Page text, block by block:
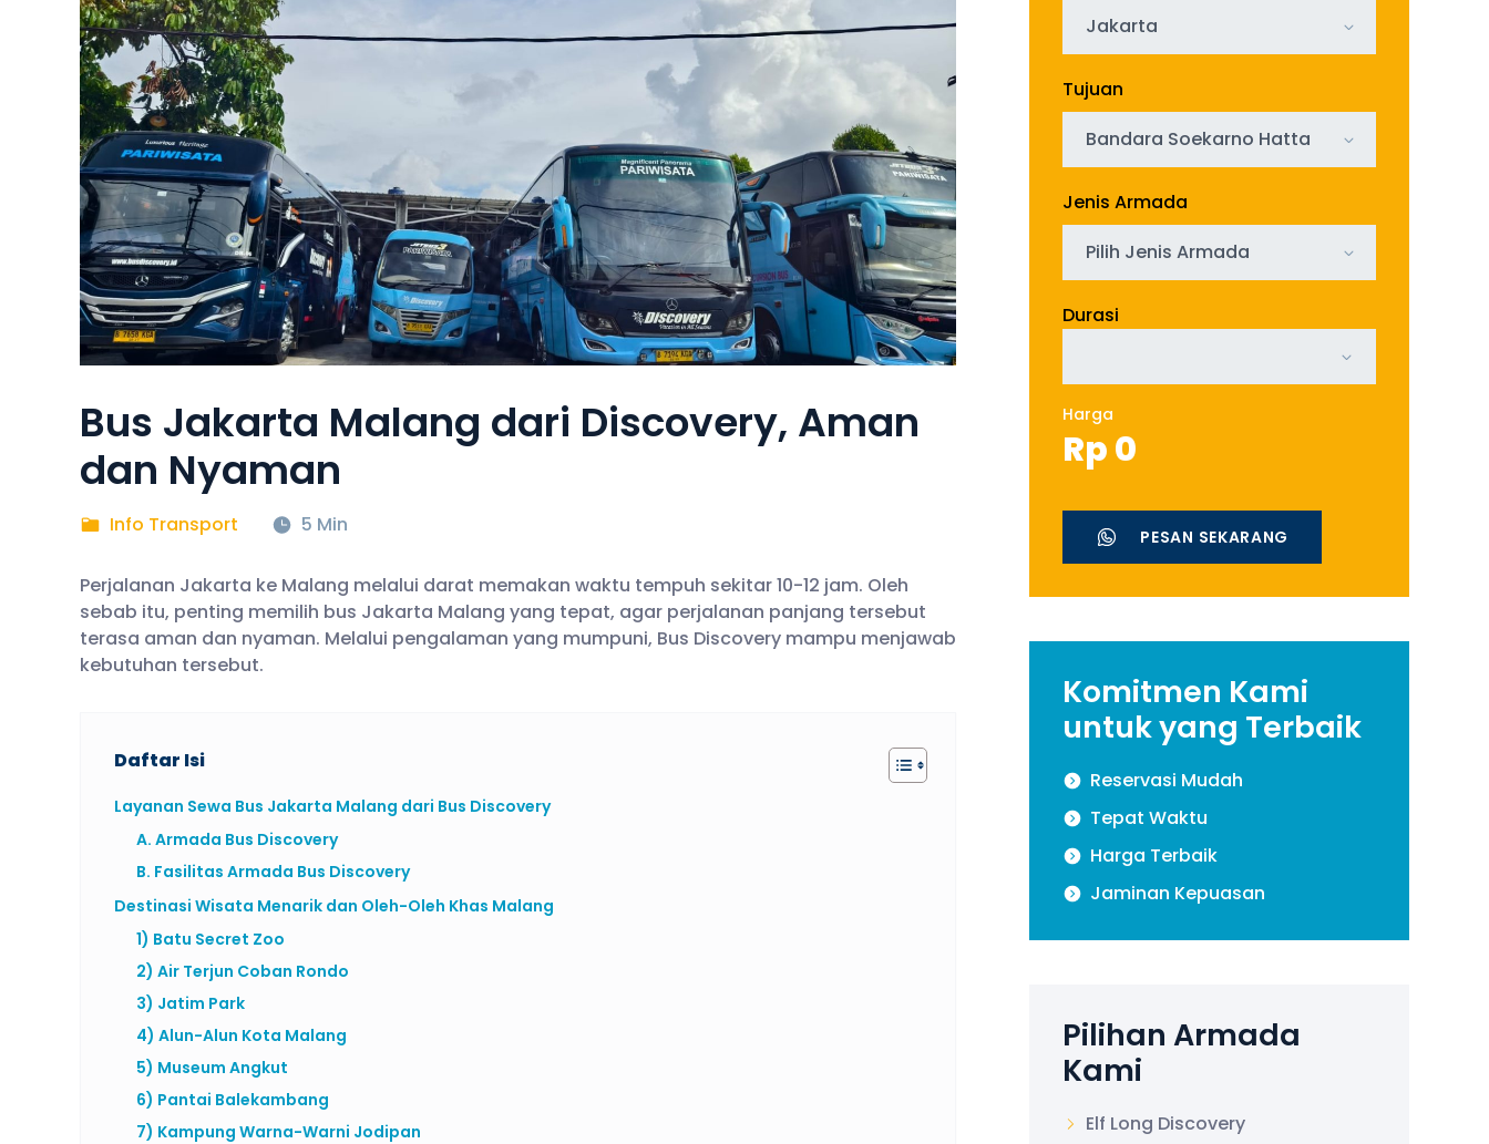
Bus Jakarta Malang dari Discovery, Aman
dan Nyaman
Info Transport 5 Min
Perjalanan Jakarta ke Malang melalui darat memakan waktu tempuh sekitar 10-12 jam. Oleh
sebab itu, penting memilih bus Jakarta Malang yang tepat, agar perjalanan panjang tersebut
terasa aman dan nyaman. Melalui pengalaman yang mumpuni, Bus Discovery mampu menjawab
kebutuhan tersebut.
Daftar Isi
Layanan Sewa Bus Jakarta Malang dari Bus Discovery
A. Armada Bus Discovery
B. Fasilitas Armada Bus Discovery
Destinasi Wisata Menarik dan Oleh-Oleh Khas Malang
1) Batu Secret Zoo
2) Air Terjun Coban Rondo
3) Jatim Park
4) Alun-Alun Kota Malang
5) Museum Angkut
6) Pantai Balekambang
7) Kampung Warna-Warni Jodipan
Jakarta
Tujuan
Bandara Soekarno Hatta
Jenis Armada
Pilih Jenis Armada
Durasi
Harga
Rp0
PESAN SEKARANG
Komitmen Kami
untuk yang Terbaik
Reservasi Mudah
Tepat Waktu
Harga Terbaik
Jaminan Kepuasan
Pilihan Armada
Kami
Elf Long Discovery